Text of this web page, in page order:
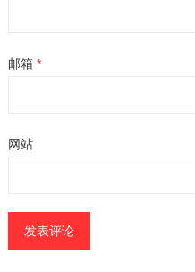
邮箱 *
网站